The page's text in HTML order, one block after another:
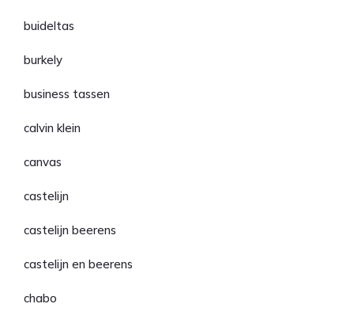
buideltas
burkely
business tassen
calvin klein
canvas
castelijn
castelijn beerens
castelijn en beerens
chabo